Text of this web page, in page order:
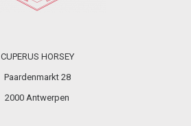
CUPERUS HORSEY
Paardenmarkt 28
2000 Antwerpen